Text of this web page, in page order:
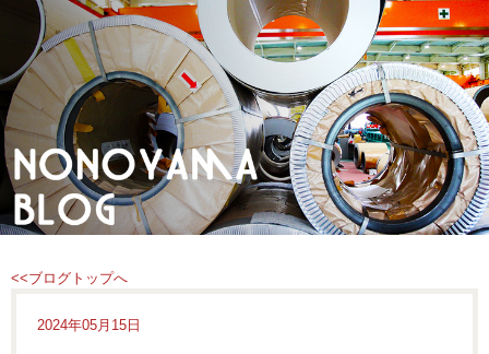
<<ブログトップへ
2024年05月15日